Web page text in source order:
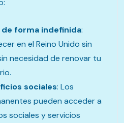
forma indefinida:
en el Reino Unido sin
necesidad de renovar tu
sociales: Los
pueden acceder a
sociales y servicios